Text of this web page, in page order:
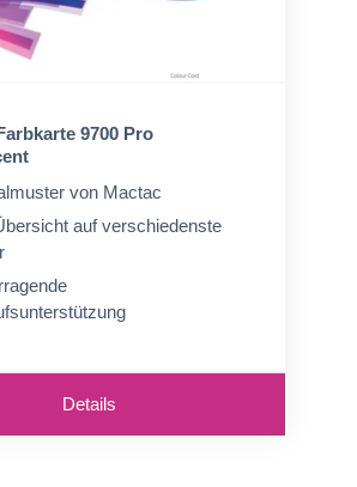
9700 Pro
von Mactac
auf verschiedenste
Details